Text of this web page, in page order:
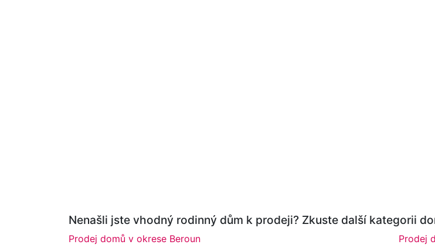
Nenašli jste vhodný rodinný dům k prodeji? Zkuste další kategorii
Prodej domů v okrese Beroun
Prodej